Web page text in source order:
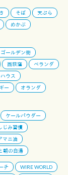
そば
天ぷら
めかぶ
ゴールデン街
西荻窪
ベランダ
ウス
ー
オランダ
ケールパウダー
じみ習慣
マニ油
朝の白湯
チ
WIRE WORLD